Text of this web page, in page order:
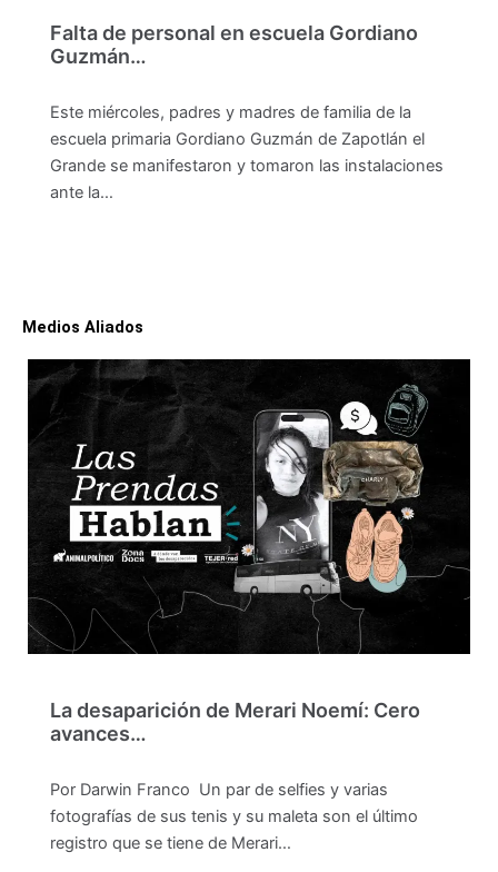
Falta de personal en escuela Gordiano
Guzmán…
Este miércoles, padres y madres de familia de la
escuela primaria Gordiano Guzmán de Zapotlán el
Grande se manifestaron y tomaron las instalaciones
ante la…
Medios Aliados
La desaparición de Merari Noemí: Cero
avances…
Por Darwin Franco Un par de selfies y varias
fotografías de sus tenis y su maleta son el último
registro que se tiene de Merari…